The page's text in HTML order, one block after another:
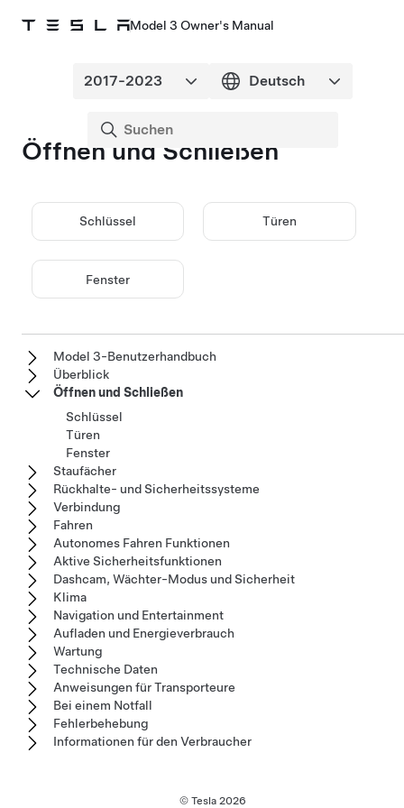
Model 3 Owner's Manual
Öffnen und Schließen
Schlüssel Türen
Fenster
Model 3-Benutzerhandbuch
Überblick
Öffnen und Schließen
Schlüssel
Türen
Fenster
Staufächer
Rückhalte- und Sicherheitssysteme
Verbindung
Fahren
Autonomes Fahren Funktionen
Aktive Sicherheitsfunktionen
Dashcam, Wächter-Modus und Sicherheit
Klima
Navigation und Entertainment
Aufladen und Energieverbrauch
Wartung
Technische Daten
Anweisungen für Transporteure
Bei einem Notfall
Fehlerbehebung
Informationen für den Verbraucher
© Tesla 2026